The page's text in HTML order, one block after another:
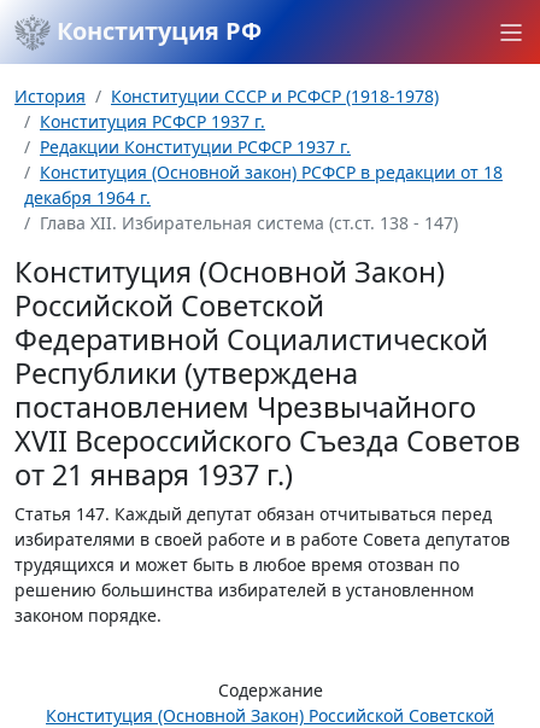
Конституция РФ
История
Конституции СССР и РСФСР (1918-1978)
Конституция РСФСР 1937 г.
Редакции Конституции РСФСР 1937 г.
Конституция (Основной закон) РСФСР в редакции от 18
декабря 1964 г.
Глава XII. Избирательная система (ст.ст. 138 - 147)
Конституция (Основной Закон)
Российской Советской
Федеративной Социалистической
Республики (утверждена
постановлением Чрезвычайного
XVII Всероссийского Съезда Советов
от 21 января 1937 г.)
Статья 147. Каждый депутат обязан отчитываться перед
избирателями в своей работе и в работе Совета депутатов
трудящихся и может быть в любое время отозван по
решению большинства избирателей в установленном
законом порядке.
Содержание
Конституция (Основной Закон) Российской Советской